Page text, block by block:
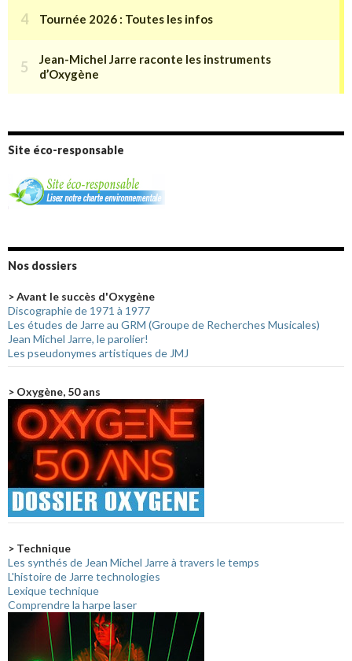
Site éco-responsable
Nos dossiers
> Avant le succès d'Oxygène
Discographie de 1971 à 1977
Les études de Jarre au GRM (Groupe de Recherches Musicales)
Jean Michel Jarre, le parolier!
Les pseudonymes artistiques de JMJ
> Oxygène, 50 ans
> Technique
Les synthés de Jean Michel Jarre à travers le temps
L'histoire de Jarre technologies
Lexique technique
Comprendre la harpe laser